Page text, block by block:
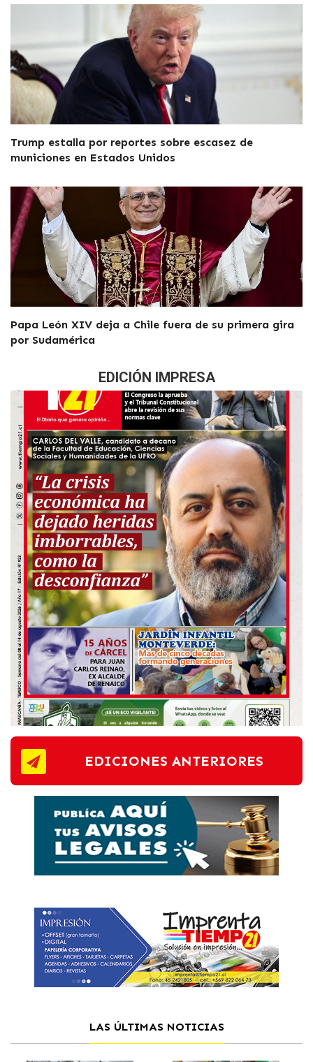
Trump estalla por reportes sobre escasez de
municiones en Estados Unidos
Papa León XIV deja a Chile fuera de su primera gira
por Sudamérica
EDICIÓN IMPRESA
EDICIONES ANTERIORES
LAS ÚLTIMAS NOTICIAS